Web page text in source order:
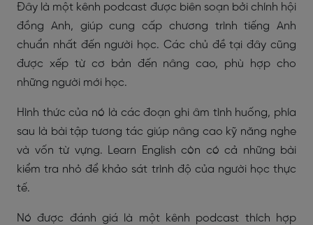
Đây là một kênh podcast được biên soạn bởi chính hội
đồng Anh, giúp cung cấp chương trình tiếng Anh
chuẩn nhất đến người học. Các chủ đề tại đây cũng
được xếp từ cơ bản đến nâng cao, phù hợp cho
những người mới học.
Hình thức của nó là các đoạn ghi âm tình huống, phía
sau là bài tập tương tác giúp nâng cao kỹ năng nghe
và vốn từ vựng. Learn English còn có cả những bài
kiểm tra nhỏ để khảo sát trình độ của người học thực
tế.
Nó được đánh giá là một kênh podcast thích hợp